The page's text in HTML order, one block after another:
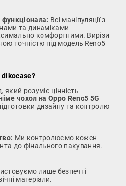
Всі маніпуляції з
та динаміками
комфортними. Вирізи
точністю під модель Reno5
розуміє цінність
чохол на Oppo Reno5 5G
дизайну та контролю
Ми контролюємо кожен
до фінального пакування.
лише безпечні
матеріали.